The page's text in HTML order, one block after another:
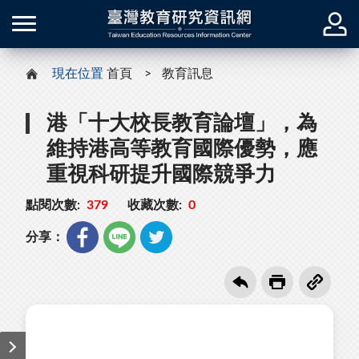
現在位置 首頁 教育訊息
港「十大校長教育論壇」，為
維持港高等教育國際優勢，應
重視科研提升國際競爭力
點閱次數: 379 收藏次數: 0
分享：